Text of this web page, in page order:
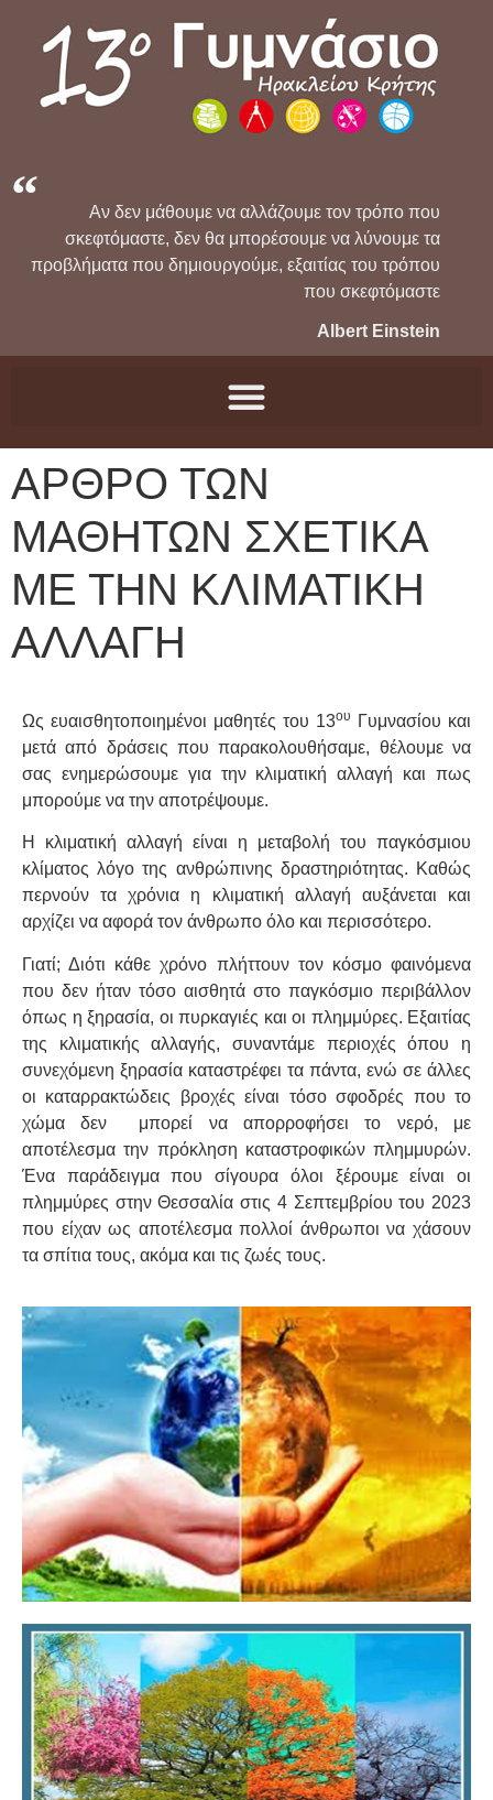
Αν δεν μάθουμε να αλλάζουμε τον τρόπο που
σκεφτόμαστε, δεν θα μπορέσουμε να λύνουμε τα
προβλήματα που δημιουργούμε, εξαιτίας του τρόπου
που σκεφτόμαστε
Albert Einstein
ΑΡΘΡΟ ΤΩΝ
ΜΑΘΗΤΩΝ ΣΧΕΤΙΚΑ
ΜΕ ΤΗΝ ΚΛΙΜΑΤΙΚΗ
ΑΛΛΑΓΗ
Ως ευαισθητοποιημένοι μαθητές του 13ου
Γυμνασίου και
μετά από δράσεις που παρακολουθήσαμε, θέλουμε να
σας ενημερώσουμε για την κλιματική αλλαγή και πως
μπορούμε να την αποτρέψουμε.
Η κλιματική αλλαγή είναι η μεταβολή του παγκόσμιου
κλίματος λόγο της ανθρώπινης δραστηριότητας. Καθώς
περνούν τα χρόνια η κλιματική αλλαγή αυξάνεται και
αρχίζει να αφορά τον άνθρωπο όλο και περισσότερο.
Γιατί; Διότι κάθε χρόνο πλήττουν τον κόσμο φαινόμενα
που δεν ήταν τόσο αισθητά στο παγκόσμιο περιβάλλον
όπως η ξηρασία, οι πυρκαγιές και οι πλημμύρες. Εξαιτίας
της κλιματικής αλλαγής, συναντάμε περιοχές όπου η
συνεχόμενη ξηρασία καταστρέφει τα πάντα, ενώ σε άλλες
οι καταρρακτώδεις βροχές είναι τόσο σφοδρές που το
χώμα δεν μπορεί να απορροφήσει το νερό, με
αποτέλεσμα την πρόκληση καταστροφικών πλημμυρών.
Ένα παράδειγμα που σίγουρα όλοι ξέρουμε είναι οι
πλημμύρες στην Θεσσαλία στις 4 Σεπτεμβρίου του 2023
που είχαν ως αποτέλεσμα πολλοί άνθρωποι να χάσουν
τα σπίτια τους, ακόμα και τις ζωές τους.